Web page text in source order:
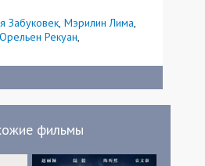
Забуковек Мэрилин Лима
Орельен Рекуан
фильмы